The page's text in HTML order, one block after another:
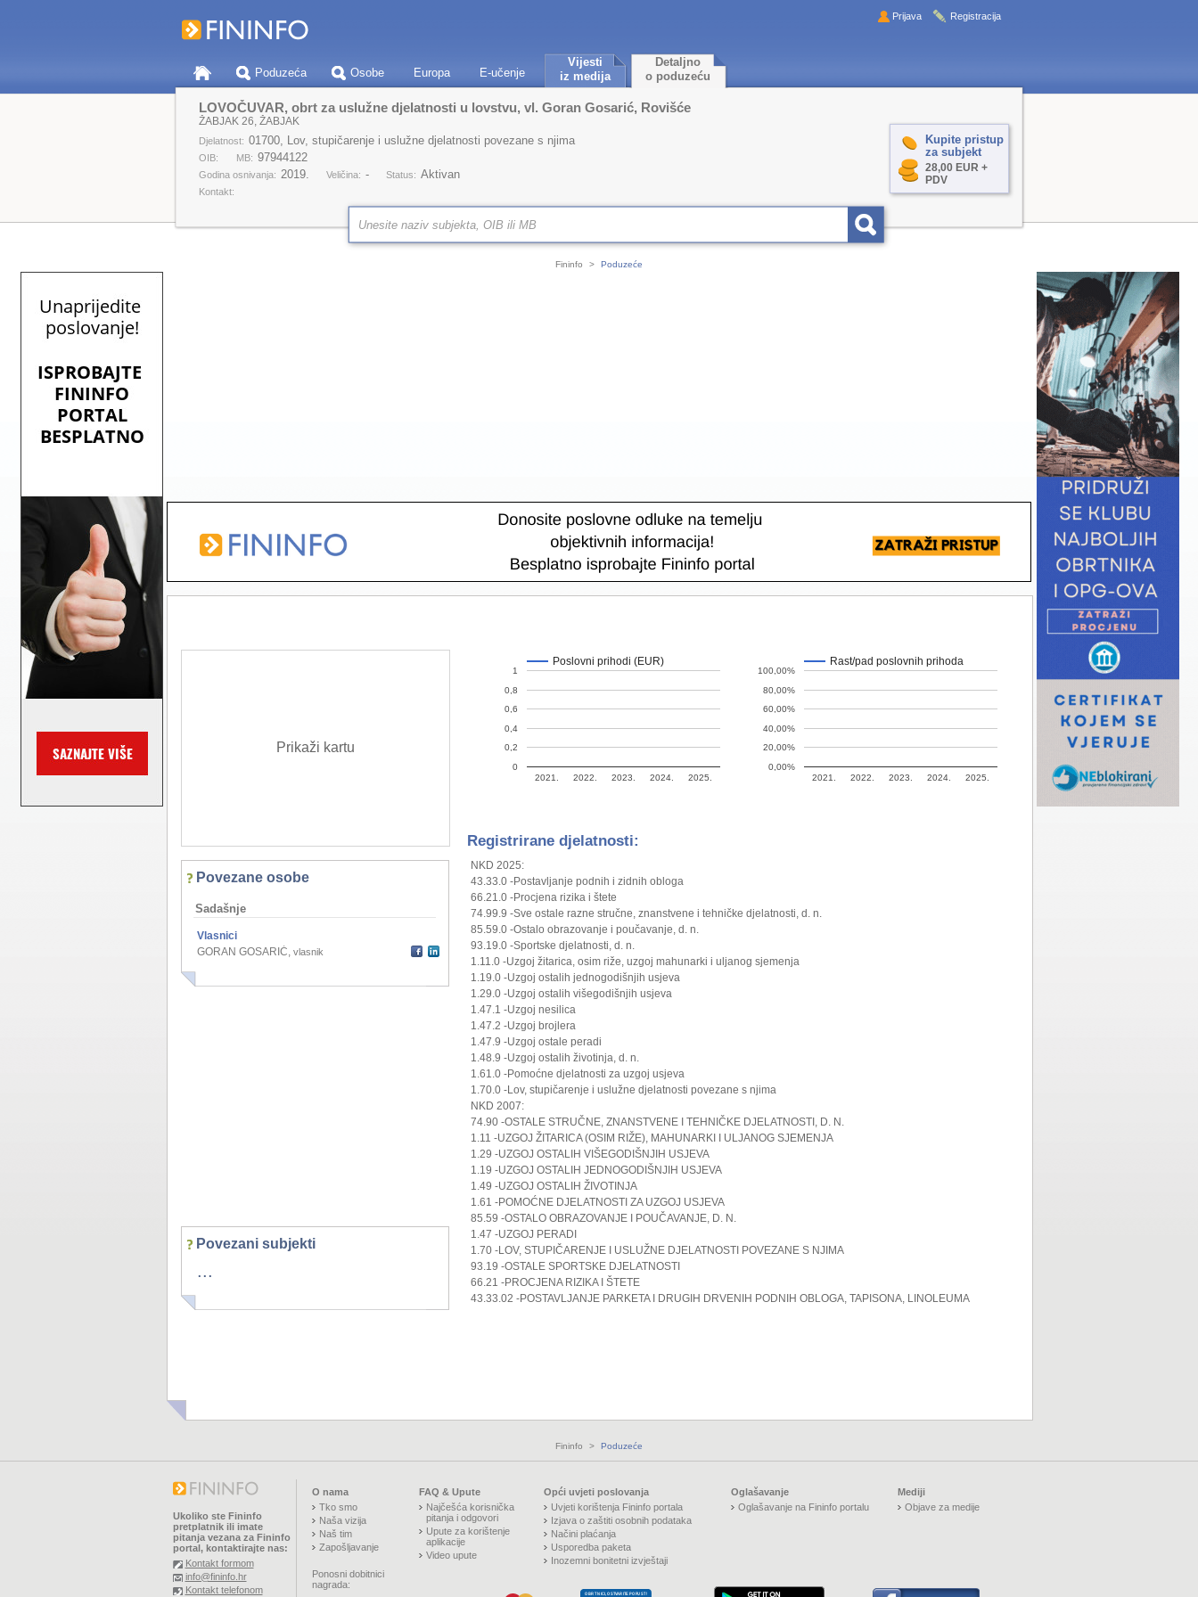
Poduzeća Osobe Europa E-učenje
Vijesti
iz medija
Detaljno
o poduzeću
Prijava Registracija
Kupite pristup
za subjekt
28,00 EUR +
PDV
LOVOČUVAR, obrt za uslužne djelatnosti u lovstvu, vl. Goran Gosarić, Rovišće
ŽABJAK 26, ŽABJAK
Djelatnost: 01700, Lov, stupičarenje i uslužne djelatnosti povezane s njima
OIB: MB: 97944122
Godina osnivanja: 2019. Veličina: - Status: Aktivan
Kontakt:
Fininfo > Poduzeće
Prikaži kartu
Povezane osobe
Sadašnje
Vlasnici
GORAN GOSARIĆ, vlasnik
Povezani subjekti
...
Poslovni prihodi (EUR)
2021. 2022. 2023. 2024. 2025.
0
0,2
0,4
0,6
0,8
1
Rast/pad poslovnih prihoda
2021. 2022. 2023. 2024. 2025.
0,00%
20,00%
40,00%
60,00%
80,00%
100,00%
Registrirane djelatnosti:
NKD 2025:
43.33.0 -Postavljanje podnih i zidnih obloga
66.21.0 -Procjena rizika i štete
74.99.9 -Sve ostale razne stručne, znanstvene i tehničke djelatnosti, d. n.
85.59.0 -Ostalo obrazovanje i poučavanje, d. n.
93.19.0 -Sportske djelatnosti, d. n.
1.11.0 -Uzgoj žitarica, osim riže, uzgoj mahunarki i uljanog sjemenja
1.19.0 -Uzgoj ostalih jednogodišnjih usjeva
1.29.0 -Uzgoj ostalih višegodišnjih usjeva
1.47.1 -Uzgoj nesilica
1.47.2 -Uzgoj brojlera
1.47.9 -Uzgoj ostale peradi
1.48.9 -Uzgoj ostalih životinja, d. n.
1.61.0 -Pomoćne djelatnosti za uzgoj usjeva
1.70.0 -Lov, stupičarenje i uslužne djelatnosti povezane s njima
NKD 2007:
74.90 -OSTALE STRUČNE, ZNANSTVENE I TEHNIČKE DJELATNOSTI, D. N.
1.11 -UZGOJ ŽITARICA (OSIM RIŽE), MAHUNARKI I ULJANOG SJEMENJA
1.29 -UZGOJ OSTALIH VIŠEGODIŠNJIH USJEVA
1.19 -UZGOJ OSTALIH JEDNOGODIŠNJIH USJEVA
1.49 -UZGOJ OSTALIH ŽIVOTINJA
1.61 -POMOĆNE DJELATNOSTI ZA UZGOJ USJEVA
85.59 -OSTALO OBRAZOVANJE I POUČAVANJE, D. N.
1.47 -UZGOJ PERADI
1.70 -LOV, STUPIČARENJE I USLUŽNE DJELATNOSTI POVEZANE S NJIMA
93.19 -OSTALE SPORTSKE DJELATNOSTI
66.21 -PROCJENA RIZIKA I ŠTETE
43.33.02 -POSTAVLJANJE PARKETA I DRUGIH DRVENIH PODNIH OBLOGA, TAPISONA, LINOLEUMA
Fininfo > Poduzeće
Ukoliko ste Fininfo
pretplatnik ili imate
pitanja vezana za Fininfo
portal, kontaktirajte nas:
Kontakt formom
info@fininfo.hr
Kontakt telefonom
O nama
Tko smo
Naša vizija
Naš tim
Zapošljavanje
Ponosni dobitnici
nagrada:
FAQ & Upute
Najčešća korisnička
pitanja i odgovori
Upute za korištenje
aplikacije
Video upute
Opći uvjeti poslovanja
Uvjeti korištenja Fininfo portala
Izjava o zaštiti osobnih podataka
Načini plaćanja
Usporedba paketa
Inozemni bonitetni izvještaji
Oglašavanje
Oglašavanje na Fininfo portalu
Mediji
Objave za medije